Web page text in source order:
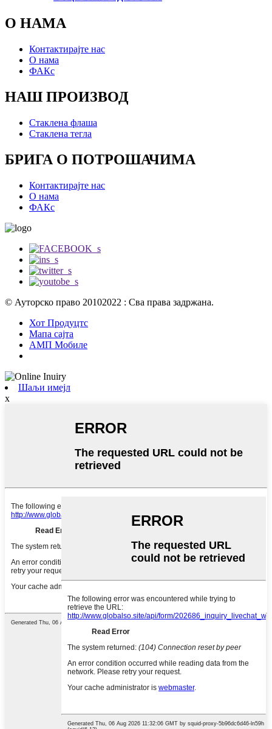
О НАМА
Контактирајте нас
О нама
ФАКс
НАШ ПРОИЗВОД
Стаклена флаша
Стаклена тегла
БРИГА О ПОТРОШАЧИМА
Контактирајте нас
О нама
ФАКс
© Ауторско право 20102022 : Сва права задржана.
Хот Продуцтс
Мапа сајта
АМП Мобиле
Шаљи имејл
x